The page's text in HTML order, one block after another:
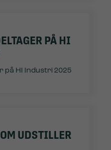
PÅ HI
på HI Industri 2025
UDSTILLER